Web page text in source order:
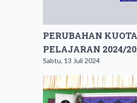
PERUBAHAN
PELAJARAN 2024/
Sabtu, 13 Juli 2024